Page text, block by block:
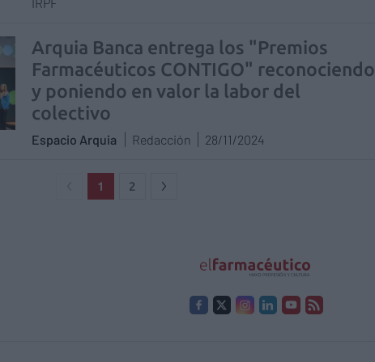
IRPF
Arquia Banca entrega los "Premios
Farmacéuticos CONTIGO" reconociendo
y poniendo en valor la labor del
colectivo
Espacio Arquia Redacción 28/11/2024
1 2